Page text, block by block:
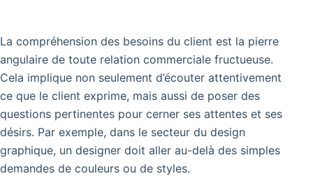
La compréhension des besoins du client est la pierre
angulaire de toute relation commerciale fructueuse.
Cela implique non seulement d’écouter attentivement
ce que le client exprime, mais aussi de poser des
questions pertinentes pour cerner ses attentes et ses
désirs. Par exemple, dans le secteur du design
graphique, un designer doit aller au-delà des simples
demandes de couleurs ou de styles.